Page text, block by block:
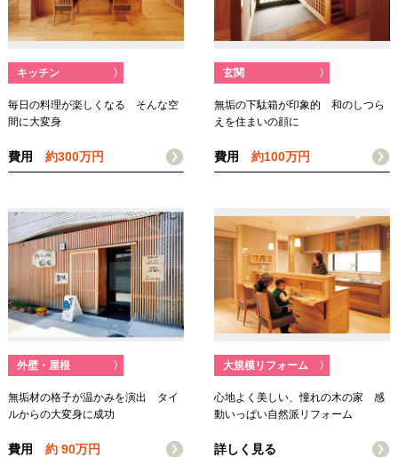
キッチン 〉
毎日の料理が楽しくなる そんな空
間に大変身
費用 約300万円
玄関 〉
無垢の下駄箱が印象的 和のしつら
えを住まいの顔に
費用約100万円
外壁・屋根 〉
無垢材の格子が温かみを演出 タイ
ルからの大変身に成功
費用 約 90万円
大規模リフォーム 〉
心地よく美しい、憧れの木の家 感
動いっぱい自然派リフォーム
詳しく見る